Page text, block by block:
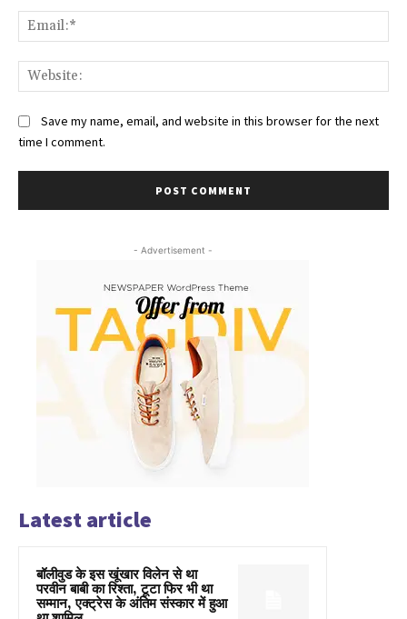
Save my name, email, and website in this browser for the next
time I comment.
- Advertisement -
Latest article
बॉलीवुड के इस खूंखार विलेन से था
परवीन बाबी का रिश्ता, टूटा फिर भी था
सम्मान, एक्ट्रेस के अंतिम संस्कार में हुआ